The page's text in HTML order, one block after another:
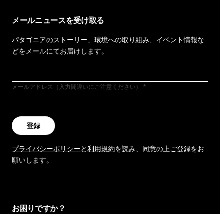
メールニュースを受け取る
パタゴニアのストーリー、環境への取り組み、イベント情報な
どをメールにてお届けします。
メールアドレス（入力間違いにご注意ください）
登録
プライバシーポリシーと利用規約を読み、同意の上ご登録をお
願いします。
お困りですか？